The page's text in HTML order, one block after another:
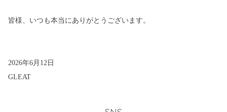
皆様、いつも本当にありがとうございます。
2026年6月12日
GLEAT